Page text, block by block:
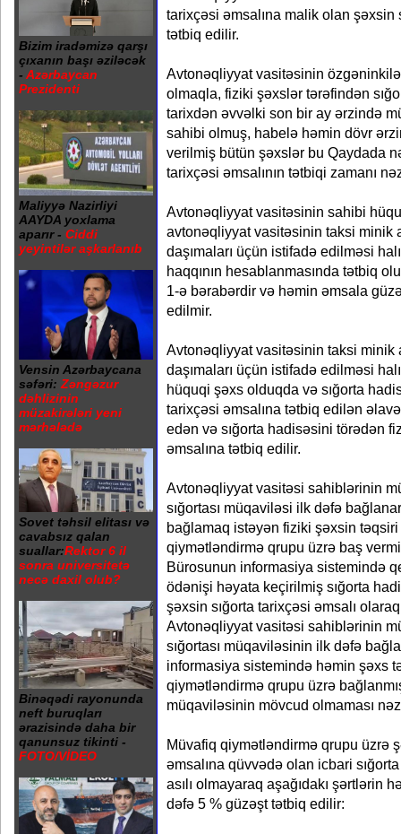
Bizim iradəmizə qarşı
çıxanın başı əziləcək
- Azərbaycan
Prezidenti
Maliyyə Nazirliyi
AAYDA yoxlama
aparır - Ciddi
yeyintilər aşkarlanıb
Vensin Azərbaycana
səfəri: Zəngəzur
dəhlizinin
müzakirələri yeni
mərhələdə
Sovet təhsil elitası və
cavabsız qalan
suallar:Rektor 6 il
sonra universitetə
necə daxil olub?
Binəqədi rayonunda
neft buruqları
ərazisində daha bir
qanunsuz tikinti -
FOTO/VİDEO
tarixçəsi əmsalına malik olan şəxsin
tətbiq edilir.
Avtonəqliyyat vasitəsinin
olmaqla, fiziki şəxslər tərəfindən
tarixdən əvvəlki son bir ay ərzində
sahibi olmuş, habelə həmin dövr
verilmiş bütün şəxslər bu Qaydada
tarixçəsi əmsalının tətbiqi zamanı
Avtonəqliyyat vasitəsinin sahibi
avtonəqliyyat vasitəsinin taksi minik
daşımaları üçün istifadə edilməsi
haqqının hesablanmasında tətbiq
1-ə bərabərdir və həmin əmsala
edilmir.
Avtonəqliyyat vasitəsinin taksi minik
daşımaları üçün istifadə edilməsi
hüquqi şəxs olduqda və sığorta
tarixçəsi əmsalına tətbiq edilən
edən və sığorta hadisəsini törədən
əmsalına tətbiq edilir.
Avtonəqliyyat vasitəsi sahiblərinin
sığortası müqaviləsi ilk dəfə
bağlamaq istəyən fiziki şəxsin
qiymətləndirmə qrupu üzrə baş
Bürosunun informasiya sistemində
ödənişi həyata keçirilmiş sığorta
şəxsin sığorta tarixçəsi əmsalı
Avtonəqliyyat vasitəsi sahiblərinin
sığortası müqaviləsinin ilk dəfə
informasiya sistemində həmin şəxs
qiymətləndirmə qrupu üzrə
müqaviləsinin mövcud olmaması
Müvafiq qiymətləndirmə qrupu üzrə
əmsalına qüvvədə olan icbari
asılı olmayaraq aşağıdakı şərtlərin
dəfə 5 % güzəşt tətbiq edilir: